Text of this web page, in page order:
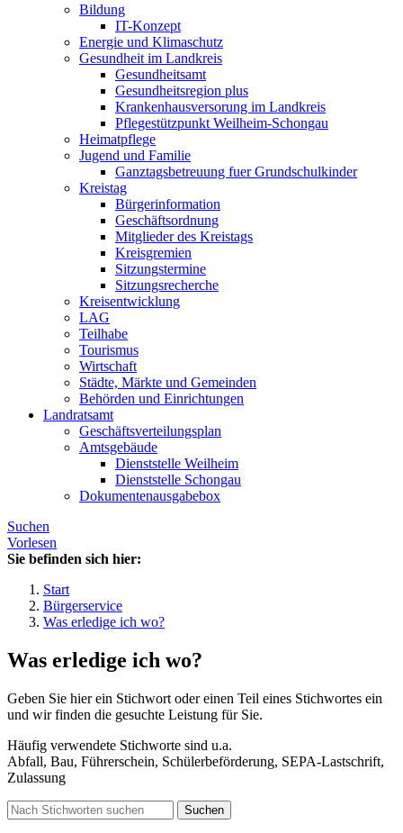
Bildung
IT-Konzept
Energie und Klimaschutz
Gesundheit im Landkreis
Gesundheitsamt
Gesundheitsregion plus
Krankenhausversorung im Landkreis
Pflegestützpunkt Weilheim-Schongau
Heimatpflege
Jugend und Familie
Ganztagsbetreuung fuer Grundschulkinder
Kreistag
Bürgerinformation
Geschäftsordnung
Mitglieder des Kreistags
Kreisgremien
Sitzungstermine
Sitzungsrecherche
Kreisentwicklung
LAG
Teilhabe
Tourismus
Wirtschaft
Städte, Märkte und Gemeinden
Behörden und Einrichtungen
Landratsamt
Geschäftsverteilungsplan
Amtsgebäude
Dienststelle Weilheim
Dienststelle Schongau
Dokumentenausgabebox
Suchen
Vorlesen
Sie befinden sich hier:
Start
Bürgerservice
Was erledige ich wo?
Was erledige ich wo?
Geben Sie hier ein Stichwort oder einen Teil eines Stichwortes ein
und wir finden die gesuchte Leistung für Sie.
Häufig verwendete Stichworte sind u.a.
Abfall, Bau, Führerschein, Schülerbeförderung, SEPA-Lastschrift,
Zulassung
Suchen